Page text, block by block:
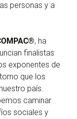
personas y a
, ha
finalistas
exponentes de
que los
país.
caminar
sociales y